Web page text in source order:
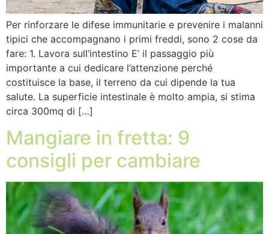
Per rinforzare le difese immunitarie e prevenire i malanni
tipici che accompagnano i primi freddi, sono 2 cose da
fare: 1. Lavora sull’intestino E’ il passaggio più
importante a cui dedicare l’attenzione perché
costituisce la base, il terreno da cui dipende la tua
salute. La superficie intestinale è molto ampia, si stima
circa 300mq di […]
Mangiare in fretta: 9
consigli per cambiare